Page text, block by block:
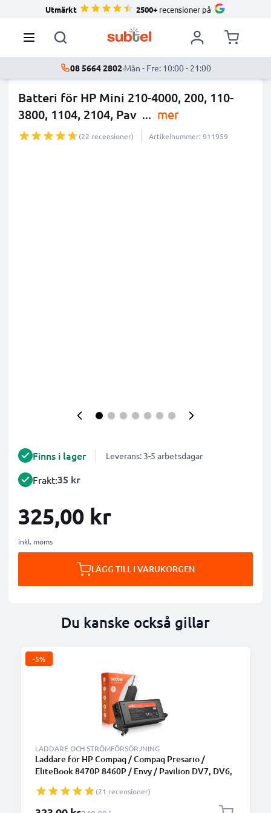
Utmärkt 2500+ recensioner på
08 5664 2802·Mån - Fre: 10:00 - 21:00
Batteri för HP Mini 210-4000, 200, 110-
3800, 1104, 2104, Pav ... mer
(22 recensioner) Artikelnummer: 911959
Finns i lager Leverans: 3-5 arbetsdagar
Frakt:35 kr
325,00 kr
inkl. moms
LÄGG TILL I VARUKORGEN
Du kanske också gillar
-5%
LADDARE OCH STRÖMFÖRSÖRJNING
Laddare för HP Compaq / Compaq Presario /
EliteBook 8470P 8460P / Envy / Pavilion DV7, DV6,
19V 90W hög kapacitet - 2.6m lång 7.4mm x 5mm +
pin laddsladd + nätadapter 463955-001 för
(21 recensioner)
Specialpris